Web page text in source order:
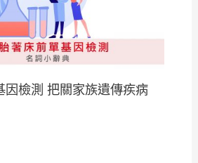
因檢測 把關家族遺傳疾病